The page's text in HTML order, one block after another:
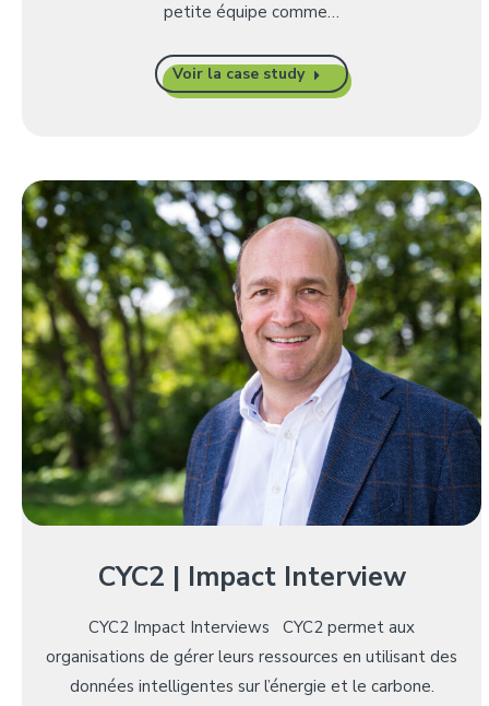
petite équipe comme…
Voir la case study
CYC2 | Impact Interview
CYC2 Impact Interviews CYC2 permet aux
organisations de gérer leurs ressources en utilisant des
données intelligentes sur l’énergie et le carbone.